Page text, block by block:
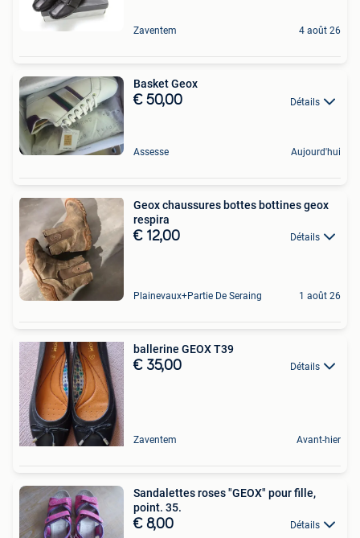
Zaventem 4 août 26
Basket Geox
€ 50,00 Détails
Assesse Aujourd'hui
Geox chaussures bottes bottines geox
respira
€ 12,00 Détails
Plainevaux+Partie De Seraing 1 août 26
ballerine GEOX T39
€ 35,00 Détails
Zaventem Avant-hier
Sandalettes roses "GEOX" pour fille,
point. 35.
€ 8,00 Détails